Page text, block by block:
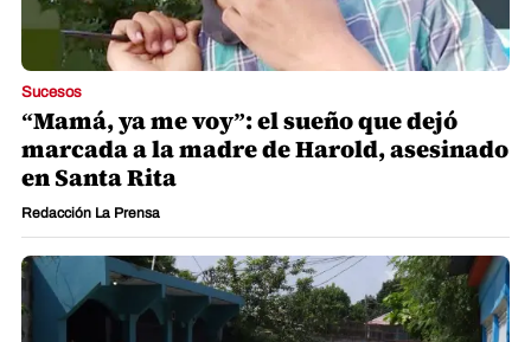
Sucesos
“Mamá, ya me voy”: el sueño que dejó
marcada a la madre de Harold, asesinado
en Santa Rita
Redacción La Prensa